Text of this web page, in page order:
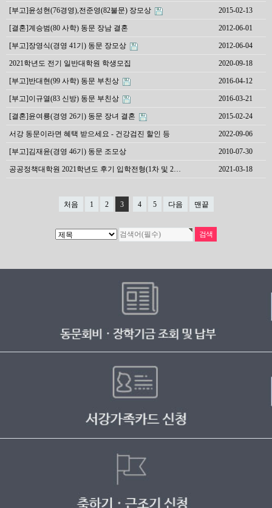
[부고]윤성현(76경영),전준영(82불문) 장모상 2015-02-13
[결혼]계승범(80 사학) 동문 장남 결혼 2012-06-01
[부고]장영식(경영 41기) 동문 장모상 2012-06-04
2021학년도 전기 일반대학원 학생모집 2020-09-18
[부고]반대현(99 사학) 동문 부친상 2016-04-12
[부고]이규열(83 신방) 동문 부친상 2016-03-21
[결혼]윤여룡(경영 26기) 동문 장녀 결혼 2015-02-24
서강 동문이라면 혜택 받으세요 - 건강검진 할인 등 2022-09-06
[부고]김재윤(경영 46기) 동문 조모상 2010-07-30
공공정책대학원 2021학년도 후기 입학전형(1차 및 2… 2021-03-18
처음 1 2 3 4 5 다음 맨끝